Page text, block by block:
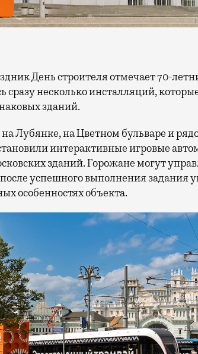
сразу несколько инсталляций,
зданий.
Лубянке, на Цветном бульваре и
интерактивные игровые
зданий. Горожане могут
успешного выполнения задания
особенностях объекта.